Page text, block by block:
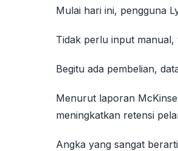
Mulai hari ini, pengguna
Tidak perlu input
Begitu ada pembelian,
Menurut laporan
meningkatkan retensi
Angka yang sangat